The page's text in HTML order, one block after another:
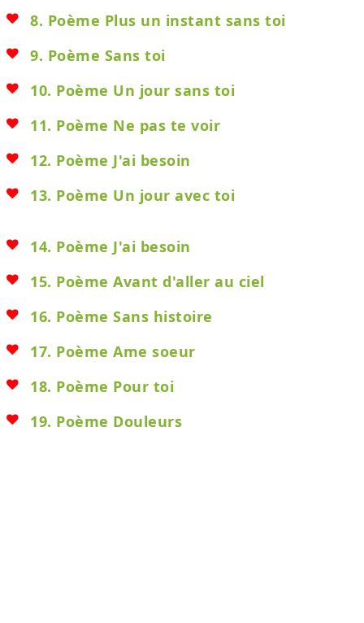
8. Poème Plus un instant sans toi
9. Poème Sans toi
10. Poème Un jour sans toi
11. Poème Ne pas te voir
12. Poème J'ai besoin
13. Poème Un jour avec toi
14. Poème J'ai besoin
15. Poème Avant d'aller au ciel
16. Poème Sans histoire
17. Poème Ame soeur
18. Poème Pour toi
19. Poème Douleurs